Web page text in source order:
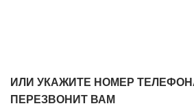
ИЛИ УКАЖИТЕ НОМЕР
ПЕРЕЗВОНИТ ВАМ